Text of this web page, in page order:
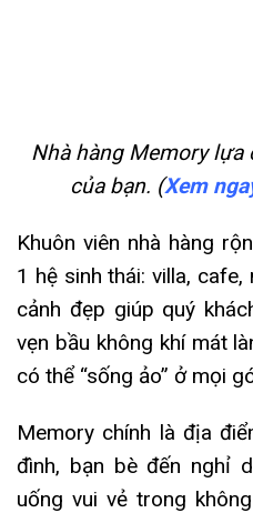
Nhà hàng Memory
của bạn. (Xem
Khuôn viên nhà hàng
1 hệ sinh thái: villa,
cảnh đẹp giúp quý
vẹn bầu không khí mát
có thể “sống ảo” ở mọi
Memory chính là địa
đình, bạn bè đến nghỉ
uống vui vẻ trong